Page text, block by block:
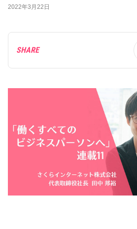
2022年3月22日
SHARE